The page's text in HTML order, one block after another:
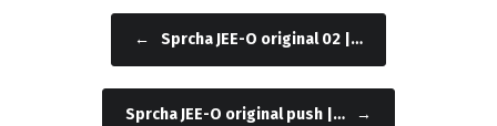
Navigace příspěvku
← Sprcha JEE-O original 02 |…
Sprcha JEE-O original push |… →